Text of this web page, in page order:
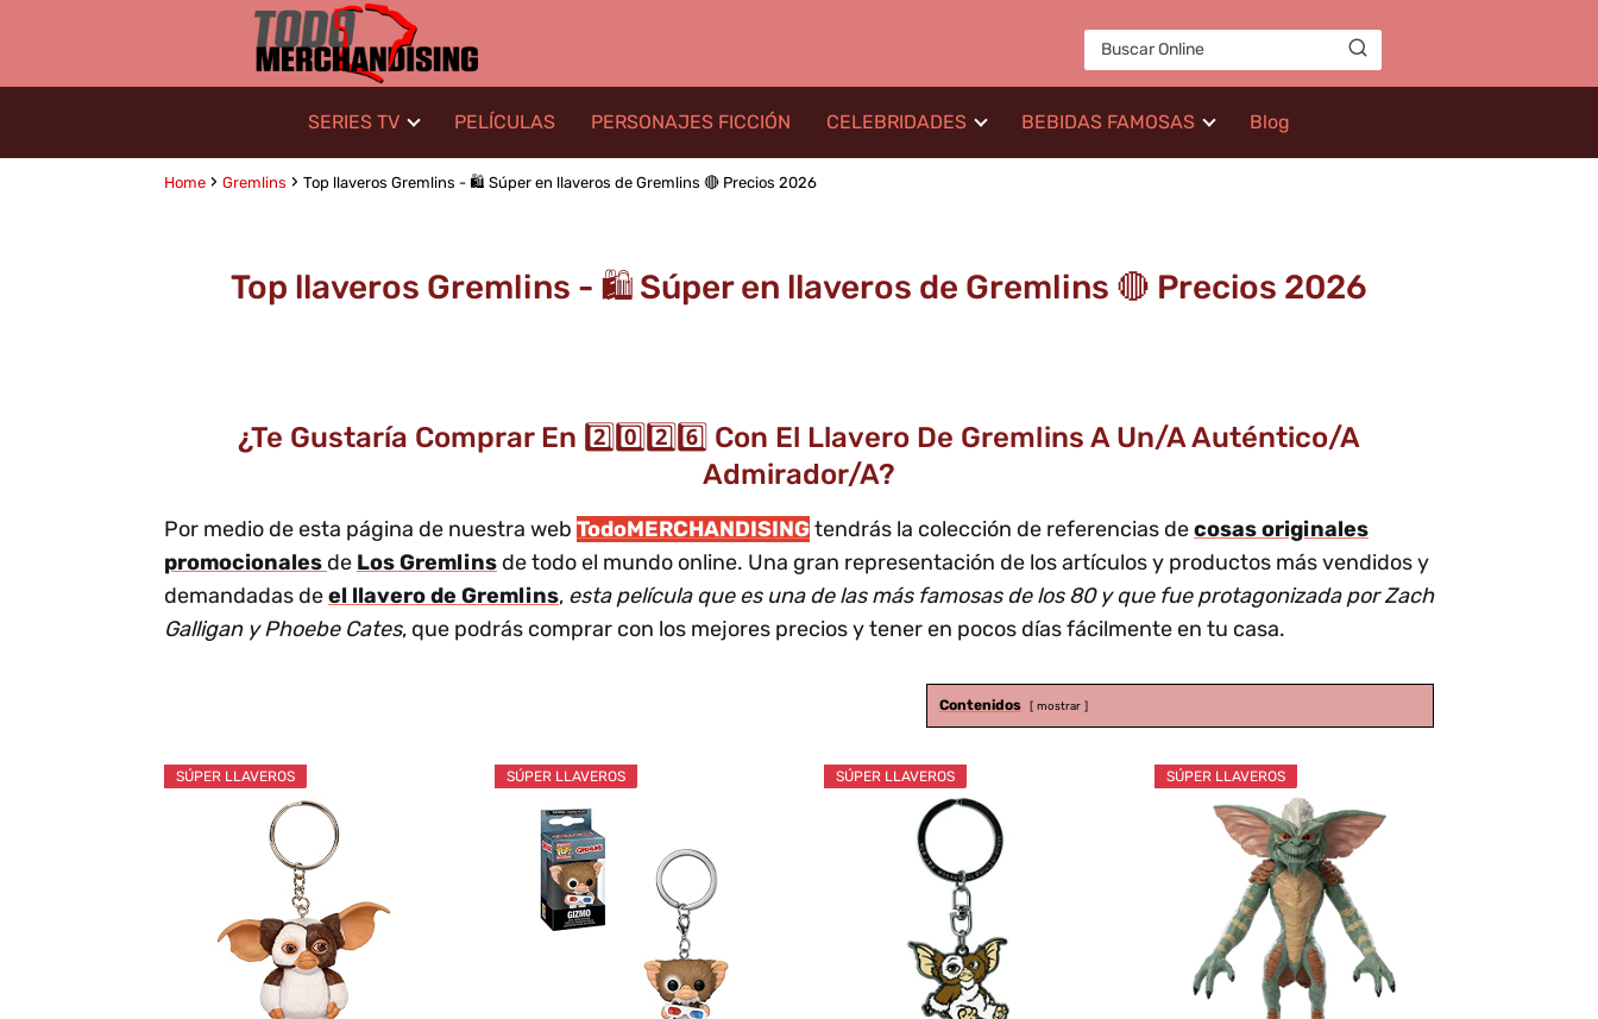
SERIES TV PELÍCULAS PERSONAJES FICCIÓN CELEBRIDADES BEBIDAS FAMOSAS Blog
Home Gremlins Top llaveros Gremlins - 🛍️ Súper en llaveros de Gremlins 🔴 Precios 2026
Top llaveros Gremlins - 🛍️ Súper en llaveros de Gremlins 🔴 Precios 2026
¿Te Gustaría Comprar En 2️⃣0️⃣2️⃣6️⃣ Con El Llavero De Gremlins A Un/a Auténtico/a
Admirador/a?
Por medio de esta página de nuestra web TodoMERCHANDISINGtendrás la colección de referencias decosas originales
promocionales de Los Gremlins de todo el mundo online. Una gran representación de los artículos y productos más vendidos y
demandadas deel llavero de Gremlins, esta película que es una de las más famosas de los 80 y que fue protagonizada por Zach
Galligan y Phoebe Cates, que podrás comprar con los mejores precios y tener en pocos días fácilmente en tu casa.
Contenidos mostrar
SÚPER LLAVEROS SÚPER LLAVEROS SÚPER LLAVEROS SÚPER LLAVEROS